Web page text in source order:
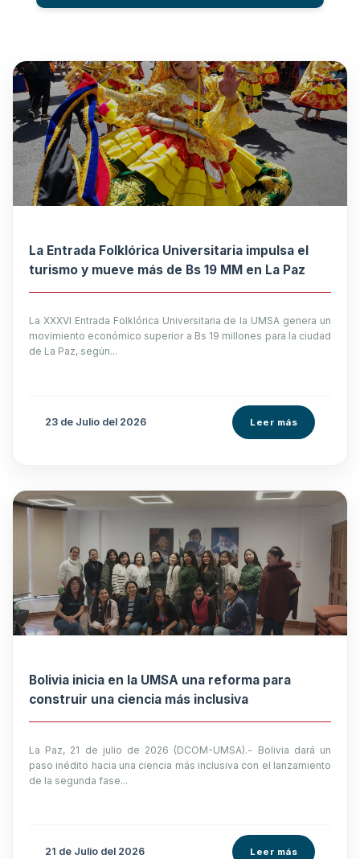
La Entrada Folklórica Universitaria impulsa el
turismo y mueve más de Bs 19 MM en La Paz
La XXXVI Entrada Folklórica Universitaria de la UMSA genera un
movimiento económico superior a Bs 19 millones para la ciudad
de La Paz, según...
23 de Julio del 2026 Leer más
Bolivia inicia en la UMSA una reforma para
construir una ciencia más inclusiva
La Paz, 21 de julio de 2026 (DCOM-UMSA).- Bolivia dará un
paso inédito hacia una ciencia más inclusiva con el lanzamiento
de la segunda fase...
21 de Julio del 2026 Leer más